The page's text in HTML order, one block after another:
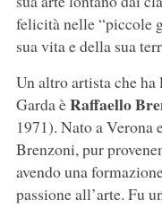
felicità nelle “piccole
sua vita e della sua
Un altro artista che
Garda èRaffaello
1971). Nato a Verona
Brenzoni, pur
avendo una
passione all’arte. Fu